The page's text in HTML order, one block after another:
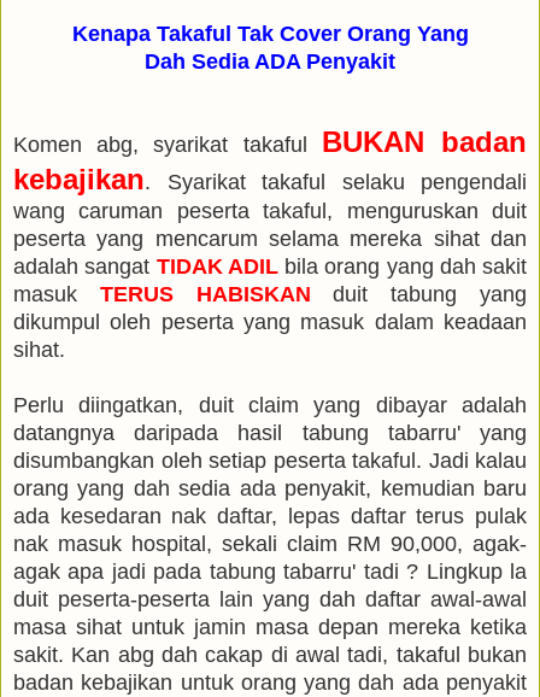
Kenapa Takaful Tak Cover Orang Yang
Dah Sedia ADA Penyakit
Komen abg, syarikat takaful BUKAN badan
kebajikan. Syarikat takaful selaku pengendali
wang caruman peserta takaful, menguruskan duit
peserta yang mencarum selama mereka sihat dan
adalah sangat TIDAK ADILbila orang yang dah sakit
masuk TERUS HABISKAN duit tabung yang
dikumpul oleh peserta yang masuk dalam keadaan
sihat.
Perlu diingatkan, duit claim yang dibayar adalah
datangnya daripada hasil tabung tabarru' yang
disumbangkan oleh setiap peserta takaful. Jadi kalau
orang yang dah sedia ada penyakit, kemudian baru
ada kesedaran nak daftar, lepas daftar terus pulak
nak masuk hospital, sekali claim RM 90,000, agak-
agak apa jadi pada tabung tabarru' tadi ? Lingkup la
duit peserta-peserta lain yang dah daftar awal-awal
masa sihat untuk jamin masa depan mereka ketika
sakit. Kan abg dah cakap di awal tadi, takaful bukan
badan kebajikan untuk orang yang dah ada penyakit